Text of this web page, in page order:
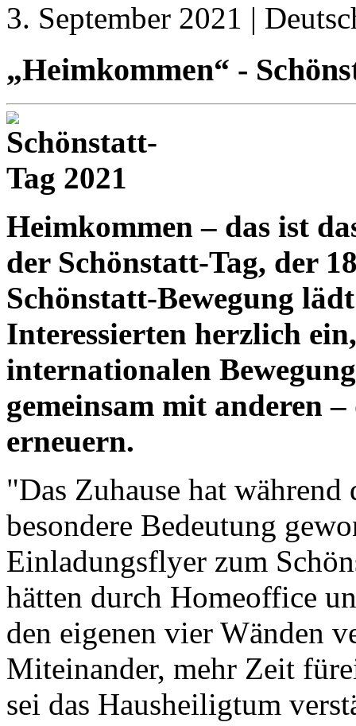
3. September 2021 |
„Heimkommen“ -
Heimkommen – das ist
der Schönstatt-Tag, der
Schönstatt-Bewegung
Interessierten herzlich
internationalen
gemeinsam mit anderen
erneuern.
"Das Zuhause hat
besondere Bedeutung
Einladungsflyer zum
hätten durch Homeoffice
den eigenen vier Wänden
Miteinander, mehr Zeit
sei das Hausheiligtum